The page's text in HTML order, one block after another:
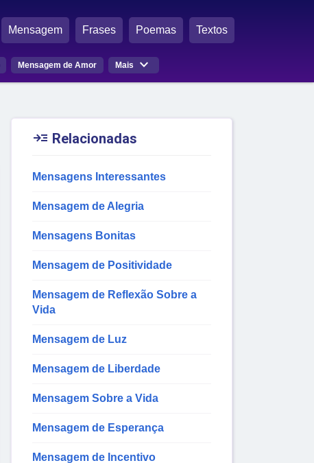
Mensagem Frases Poemas Textos
Mensagem de Amor Mais 
 Relacionadas
Mensagens Interessantes
Mensagem de Alegria
Mensagens Bonitas
Mensagem de Positividade
Mensagem de Reflexão Sobre a
Vida
Mensagem de Luz
Mensagem de Liberdade
Mensagem Sobre a Vida
Mensagem de Esperança
Mensagem de Incentivo